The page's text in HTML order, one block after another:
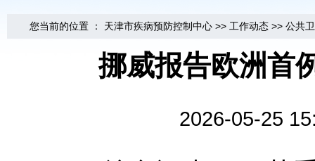
您当前的位置 ： 天津市疾病预防控制中心 >> 工作动态 >> 公共
挪威报告欧洲首
2026-05-25